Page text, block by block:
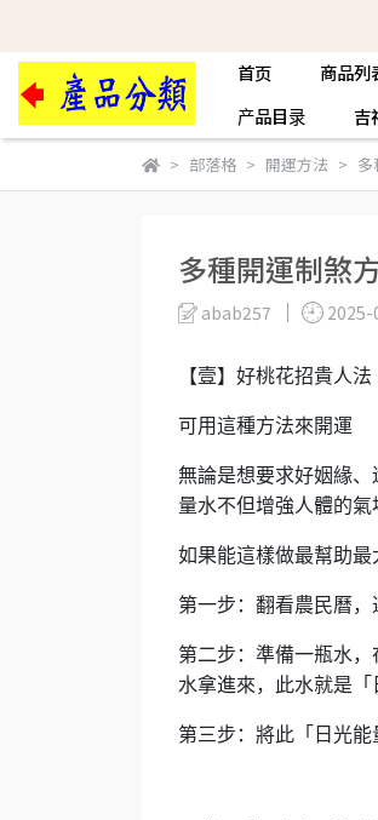
首页 商品列
产品目录
吉
部落格 開運方法 多
多種開運制煞
abab257 2025-
【壹】好桃花招貴人法
可用這種方法來開運
無論是想要求好姻緣
量水不但增強人體的氣
如果能這樣做最幫助最
第一步：翻看農民曆，
第二步：準備一瓶水，
水拿進來，此水就是「
第三步：將此「日光能